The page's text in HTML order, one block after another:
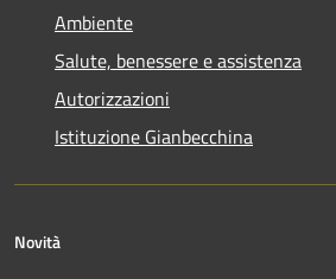
Ambiente
Salute, benessere e assistenza
Autorizzazioni
Istituzione Gianbecchina
Novità